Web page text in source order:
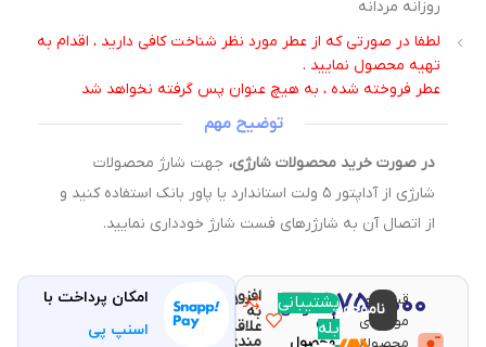
روزانه مردانه
لطفا در صورتی که از عطر مورد نظر شناخت کافی دارید ، اقدام به
تهیه محصول نمایید .
عطر فروخته شده ، به هیچ عنوان پس گرفته نخواهد شد
توضیح مهم
در صورت خرید محصولات شارژی،جهت شارژ محصولات
شارژی از آداپتور ۵ ولت استاندارد یا پاور بانک استفاده کنید و
از اتصال آن به شارژرهای فست شارژ خودداری نمایید.
قیمت و
موجودی
محصولات
۴,۷۵۰,۰۰۰تومان ناموجودبا خرید
این
محصول
پشتیبانی
بله
افزودن
به
علاقه
مندی
مقایسه
امکان پرداخت با
اسنپ پی